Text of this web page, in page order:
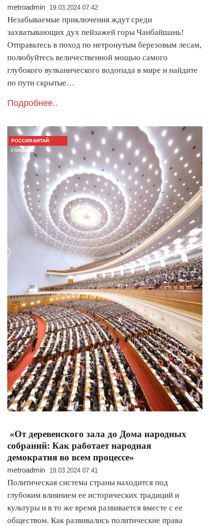
metroadmin 19.03.2024 07:42
Незабываемые приключения ждут среди
захватывающих дух пейзажей горы Чанбайшань!
Отправьтесь в поход по нетронутым березовым лесам,
полюбуйтесь величественной мощью самого
глубокого вулканического водопада в мире и найдите
по пути скрытые…
Подробнее..
РОССИЯ-КИТАЙ:
ГЛАВНОЕ
«От деревенского зала до Дома народных
собраний: Как работает народная
демократия во всем процессе»
metroadmin 19.03.2024 07:41
Политическая система страны находится под
глубоким влиянием ее исторических традиций и
культуры и в то же время развивается вместе с ее
обществом. Как развивались политические права